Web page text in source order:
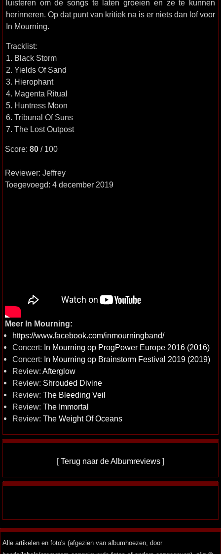
luisteren om de songs te laten groeien en ze te kunnen
herinneren. Op dat punt van kritiek na is er niets dan lof voor
In Mourning.
Tracklist:
1. Black Storm
2. Yields Of Sand
3. Hierophant
4. Magenta Ritual
5. Huntress Moon
6. Tribunal Of Suns
7. The Lost Outpost
Score: 80 / 100
Reviewer: Jeffrey
Toegevoegd: 4 december 2019
Meer In Mourning:
https://www.facebook.com/inmourningband/
Concert: In Mourning op ProgPower Europe 2016 (2016)
Concert: In Mourning op Brainstorm Festival 2019 (2019)
Review: Afterglow
Review: Shrouded Divine
Review: The Bleeding Veil
Review: The Immortal
Review: The Weight Of Oceans
[Terug naar de Albumreviews ]
Alle artikelen en foto's (afgezien van albumhoezen, door